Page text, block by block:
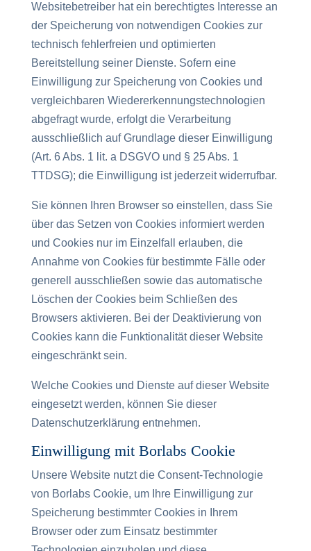
Websitebetreiber hat ein berechtigtes Interesse an
der Speicherung von notwendigen Cookies zur
technisch fehlerfreien und optimierten
Bereitstellung seiner Dienste. Sofern eine
Einwilligung zur Speicherung von Cookies und
vergleichbaren Wiedererkennungstechnologien
abgefragt wurde, erfolgt die Verarbeitung
ausschließlich auf Grundlage dieser Einwilligung
(Art. 6 Abs. 1 lit. a DSGVO und § 25 Abs. 1
TTDSG); die Einwilligung ist jederzeit widerrufbar.
Sie können Ihren Browser so einstellen, dass Sie
über das Setzen von Cookies informiert werden
und Cookies nur im Einzelfall erlauben, die
Annahme von Cookies für bestimmte Fälle oder
generell ausschließen sowie das automatische
Löschen der Cookies beim Schließen des
Browsers aktivieren. Bei der Deaktivierung von
Cookies kann die Funktionalität dieser Website
eingeschränkt sein.
Welche Cookies und Dienste auf dieser Website
eingesetzt werden, können Sie dieser
Datenschutzerklärung entnehmen.
Einwilligung mit Borlabs Cookie
Unsere Website nutzt die Consent-Technologie
von Borlabs Cookie, um Ihre Einwilligung zur
Speicherung bestimmter Cookies in Ihrem
Browser oder zum Einsatz bestimmter